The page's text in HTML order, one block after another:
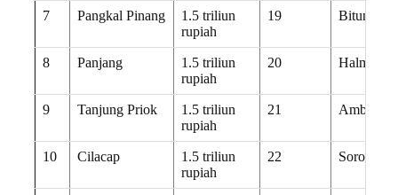
7 Pangkal Pinang
1.5 triliun
rupiah
19 Bitung
8 Panjang
1.5 triliun
rupiah
20
9 Tanjung Priok
1.5 triliun
rupiah
21 Ambon
10 Cilacap
1.5 triliun
rupiah
22 Sorong